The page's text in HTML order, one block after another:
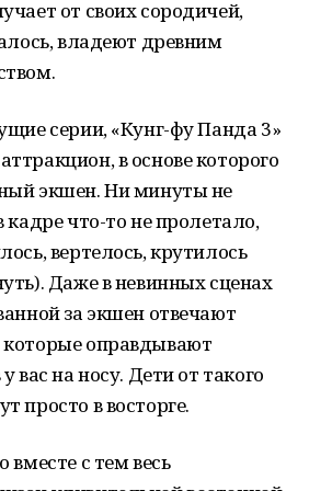
от своих сородичей,
владеют древним
серии, «Кунг-фу Панда 3»
в основе которого
экшен. Ни минуты не
что-то не пролетало,
вертелось, крутилось
Даже в невинных сценах
за экшен отвечают
оправдывают
вас на носу. Дети от такого
просто в восторге.
вместе с тем весь